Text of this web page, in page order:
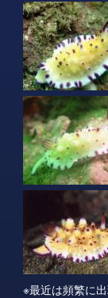
※最近は頻繁に